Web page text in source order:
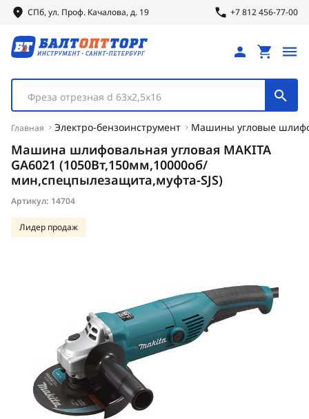
СПб, ул. Проф. Качалова, д. 19 +7 812 456-77-00
Фреза отрезная d 63х2,5х16
Главная Электро-бензоинструмент Машины угловые
Машина шлифовальная угловая MAKITA
GA6021 (1050Вт,150мм,10000об/
мин,спецпылезащита,муфта-SJS)
Артикул: 14704
Лидер продаж